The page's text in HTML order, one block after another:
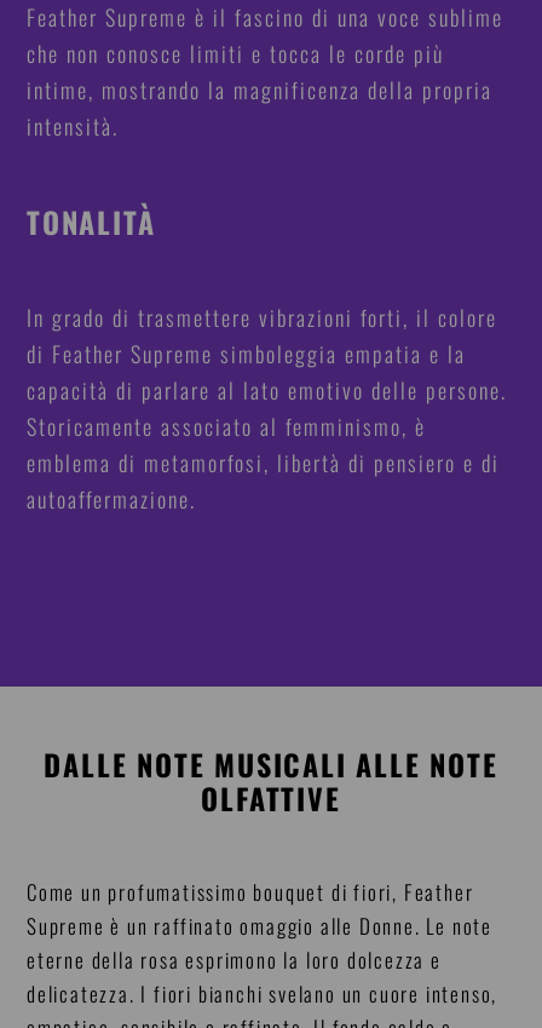
Feather Supreme è il fascino di una voce sublime
che non conosce limiti e tocca le corde più
intime, mostrando la magnificenza della propria
intensità.
TONALITÀ
In grado di trasmettere vibrazioni forti, il colore
di Feather Supreme simboleggia empatia e la
capacità di parlare al lato emotivo delle persone.
Storicamente associato al femminismo, è
emblema di metamorfosi, libertà di pensiero e di
autoaffermazione.
DALLE NOTE MUSICALI ALLE NOTE
OLFATTIVE
Come un profumatissimo bouquet di fiori, Feather
Supreme è un raffinato omaggio alle Donne. Le note
eterne della rosa esprimono la loro dolcezza e
delicatezza. I fiori bianchi svelano un cuore intenso,